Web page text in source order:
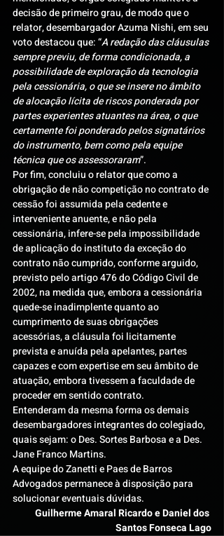
decisão de primeiro grau, de modo que o
relator, desembargador Azuma Nishi, em seu
voto destacou que: “A redação das cláusulas
sempre previu, de forma condicionada, a
possibilidade de exploração da tecnologia
pela cessionária, o que se insere no âmbito
de alocação lícita de riscos ponderada por
partes experientes atuantes na área, o que
certamente foi ponderado pelos signatários
do instrumento, bem como pela equipe
técnica que os assessoraram”.
Por fim, concluiu o relator que como a
obrigação de não competição no contrato de
cessão foi assumida pela cedente e
interveniente anuente, e não pela
cessionária, infere-se pela impossibilidade
de aplicação do instituto da exceção do
contrato não cumprido, conforme arguido,
previsto pelo artigo 476 do Código Civil de
2002, na medida que, embora a cessionária
quede-se inadimplente quanto ao
cumprimento de suas obrigações
acessórias, a cláusula foi licitamente
prevista e anuída pela apelantes, partes
capazes e com expertise em seu âmbito de
atuação, embora tivessem a faculdade de
proceder em sentido contrato.
Entenderam da mesma forma os demais
desembargadores integrantes do colegiado,
quais sejam: o Des. Sortes Barbosa e a Des.
Jane Franco Martins.
A equipe do Zanetti e Paes de Barros
Advogados permanece à disposição para
solucionar eventuais dúvidas.
Guilherme Amaral Ricardo e Daniel dos
Santos Fonseca Lago